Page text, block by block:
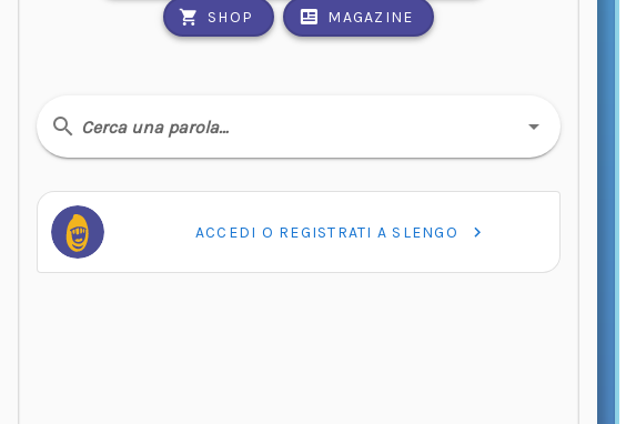
SHOP MAGAZINE
Cerca una parola…
ACCEDI O REGISTRATI A SLENGO